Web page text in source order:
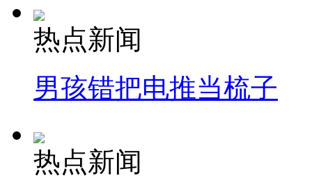
热点新闻
男孩错把电推当梳子
热点新闻